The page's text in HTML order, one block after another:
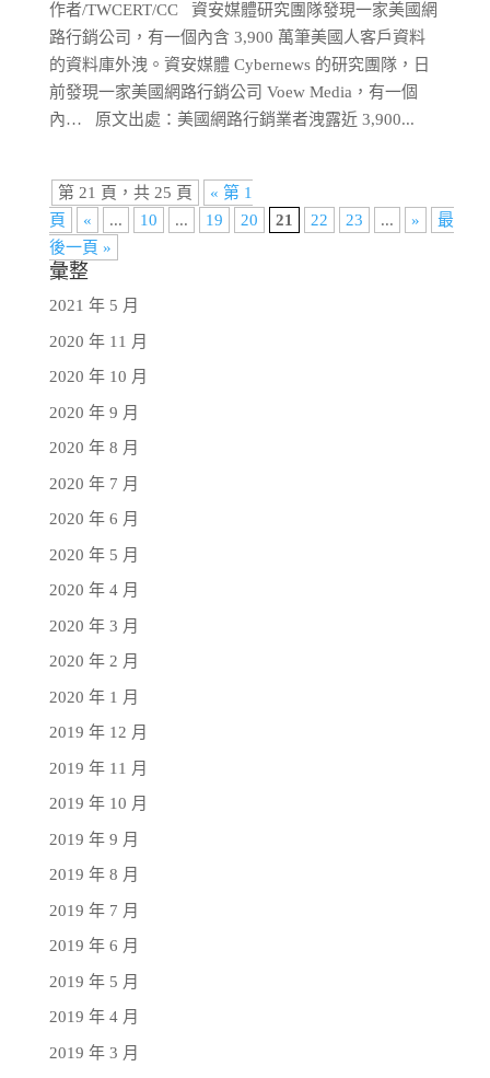
作者/TWCERT/CC 資安媒體研究團隊發現一家美國網
路行銷公司，有一個內含 3,900 萬筆美國人客戶資料
的資料庫外洩。資安媒體 Cybernews 的研究團隊，日
前發現一家美國網路行銷公司 Voew Media，有一個
內… 原文出處：美國網路行銷業者洩露近 3,900...
第 21 頁，共 25 頁
« 第 1
頁
« ... 10 ... 19 20 21 22 23 ... »
最
後一頁 »
彙整
2021 年 5 月
2020 年 11 月
2020 年 10 月
2020 年 9 月
2020 年 8 月
2020 年 7 月
2020 年 6 月
2020 年 5 月
2020 年 4 月
2020 年 3 月
2020 年 2 月
2020 年 1 月
2019 年 12 月
2019 年 11 月
2019 年 10 月
2019 年 9 月
2019 年 8 月
2019 年 7 月
2019 年 6 月
2019 年 5 月
2019 年 4 月
2019 年 3 月